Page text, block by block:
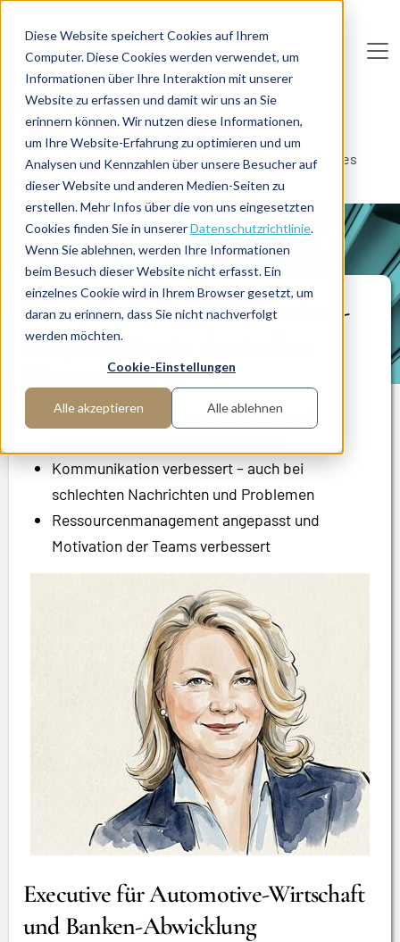
Diese Website speichert Cookies auf Ihrem
Computer. Diese Cookies werden verwendet, um
Informationen über Ihre Interaktion mit unserer
Website zu erfassen und damit wir uns an Sie
erinnern können. Wir nutzen diese Informationen,
um Ihre Website-Erfahrung zu optimieren und um
Analysen und Kennzahlen über unsere Besucher auf
dieser Website und anderen Medien-Seiten zu
erstellen. Mehr Infos über die von uns eingesetzten
Cookies finden Sie in unsererDatenschutzrichtlinie.
Wenn Sie ablehnen, werden Ihre Informationen
beim Besuch dieser Website nicht erfasst. Ein
einzelnes Cookie wird in Ihrem Browser gesetzt, um
daran zu erinnern, dass Sie nicht nachverfolgt
werden möchten.
Cookie-Einstellungen
Alle akzeptieren Alle ablehnen
Deutsc he InterimAG
Home
Unternehmensführung
Komplexes Shared-Services-Projekt für ein deutsches
Finanzinstitut
PROJEKTBERICHT
Komplexes Shared-Services-
Projekt für ein deutsches
Finanzinstitut
Projekt-Governance auf effizientes und
Kommunikation verbessert – auch bei
schlechten Nachrichten und Problemen
Ressourcenmanagement angepasst und
Motivation der Teams verbessert
Executive für Automotive-Wirtschaft
und Banken-Abwicklung